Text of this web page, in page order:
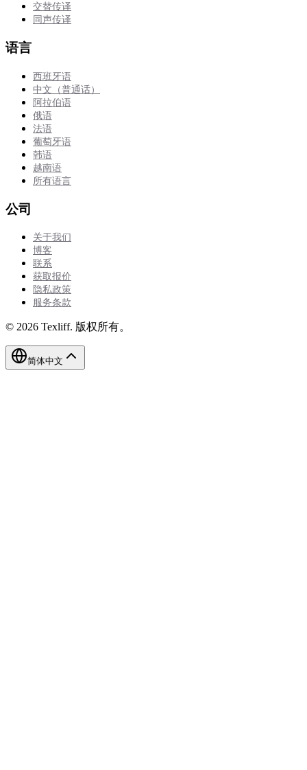
交替传译
同声传译
语言
西班牙语
中文（普通话）
阿拉伯语
俄语
法语
葡萄牙语
韩语
越南语
所有语言
公司
关于我们
博客
联系
获取报价
隐私政策
服务条款
© 2026 Texliff. 版权所有。
简体中文